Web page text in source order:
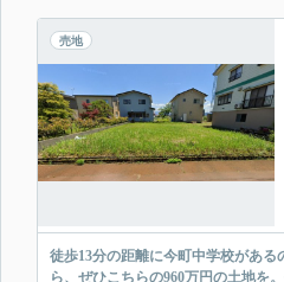
売地
徒歩13分の距離に今町中学校があ
ら、ぜひこちらの960万円の土地を